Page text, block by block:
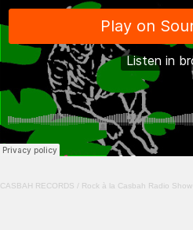
CASBAH RECORDS / Rock à la Casbah Radio Show